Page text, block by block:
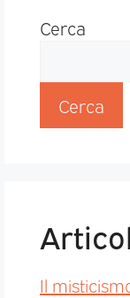
Cerca
Cerca
Il